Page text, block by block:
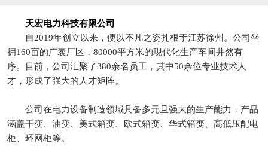
天宏电力科技有限公司
自2019年创立以来，便以不凡之姿扎根于江苏徐州。公司坐
拥160亩的广袤厂区，80000平方米的现代化生产车间井然有
序。目前，公司汇聚了380余名员工，其中50余位专业技术人
才，形成了强大的人才矩阵。
公司在电力设备制造领域具备多元且强大的生产能力，产品
涵盖干变、油变、美式箱变、欧式箱变、华式箱变、高低压配电
柜、环网柜等。